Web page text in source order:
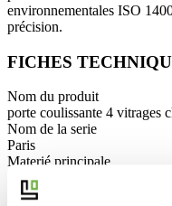
environnementales ISO
précision.
FICHES
Nom du produit
porte coulissante 4 vitrages
Nom de la serie
Paris
Materié principale
Bois d'épicéa plaqué chêne
Hauteur de la porte (en cm)